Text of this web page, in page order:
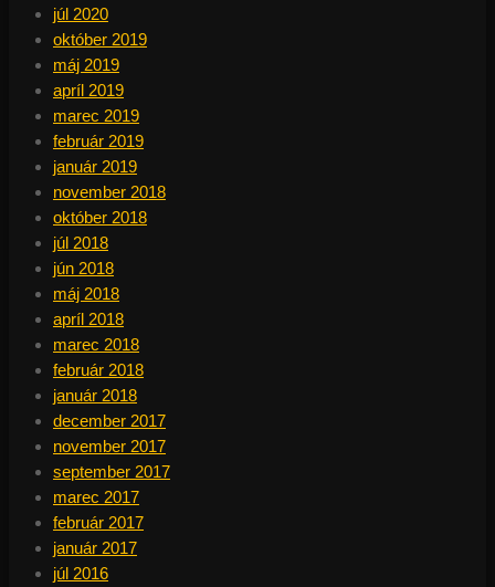
júl 2020
október 2019
máj 2019
apríl 2019
marec 2019
február 2019
január 2019
november 2018
október 2018
júl 2018
jún 2018
máj 2018
apríl 2018
marec 2018
február 2018
január 2018
december 2017
november 2017
september 2017
marec 2017
február 2017
január 2017
júl 2016